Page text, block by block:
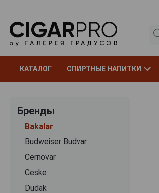
КАТАЛОГ СПИРТНЫЕ НАПИТКИ
Бренды
Bakalar
Budweiser Budvar
Cernovar
Ceske
Dudak